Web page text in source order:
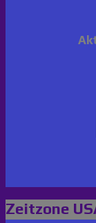
Zeitzone